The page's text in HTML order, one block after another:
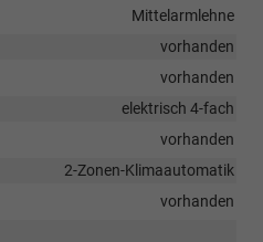
Mittelarmlehne
vorhanden
vorhanden
elektrisch 4-fach
vorhanden
2-Zonen-Klimaautomatik
vorhanden